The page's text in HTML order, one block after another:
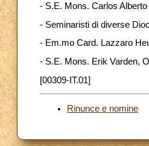
- S.E. Mons. Carlos
- Seminaristi di diverse
- Em.mo Card. Lazzaro
- S.E. Mons. Erik Varden,
[00309-IT.01]
Rinunce e nomine